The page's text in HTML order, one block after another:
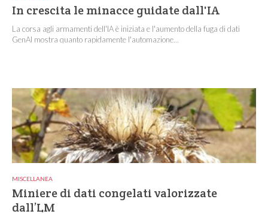
In crescita le minacce guidate dall'IA
La corsa agli armamenti dell'IA è iniziata e l'aumento della fuga di dati
GenAI mostra quanto rapidamente l'automazione...
MISCELLANEA
Miniere di dati congelati valorizzate
dall’LM